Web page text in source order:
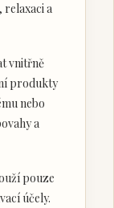
a
vnitřně
produkty
nebo
a
pouze
účely.